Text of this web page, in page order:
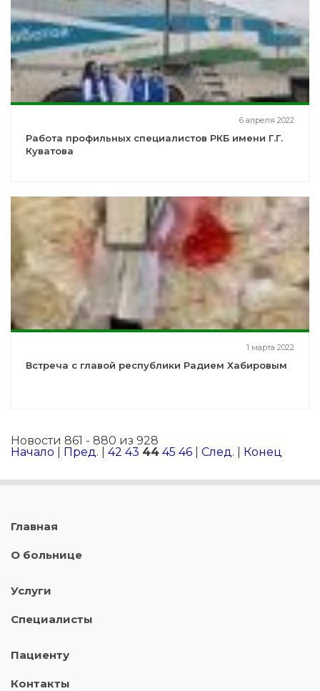
6 апреля 2022
Работа профильных специалистов РКБ имени Г.Г.
Куватова
1 марта 2022
Встреча с главой республики Радием Хабировым
Новости 861 - 880 из 928
Начало
Пред. 42 43 44 45 46 След. Конец
Главная
О больнице
Услуги
Специалисты
Пациенту
Контакты